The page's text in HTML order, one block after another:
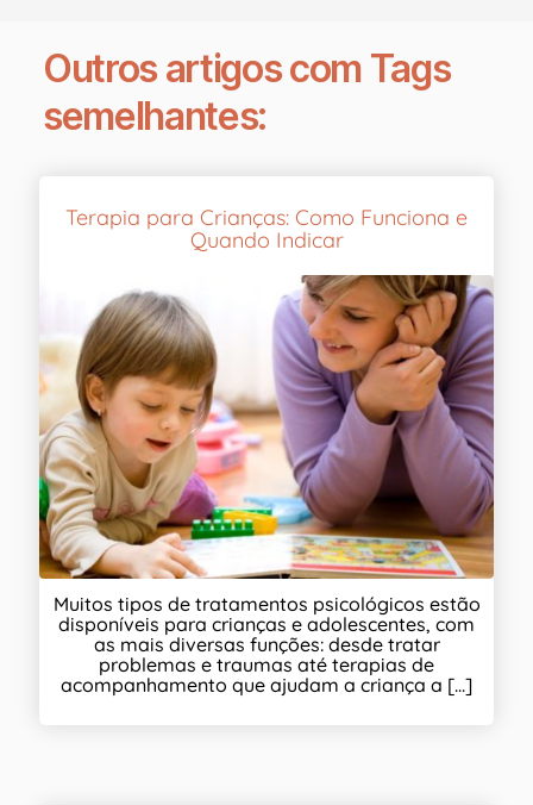
Outros artigos com Tags
semelhantes:
Terapia para Crianças: Como Funciona e
Quando Indicar
Muitos tipos de tratamentos psicológicos estão
disponíveis para crianças e adolescentes, com
as mais diversas funções: desde tratar
problemas e traumas até terapias de
acompanhamento que ajudam a criança a [...]